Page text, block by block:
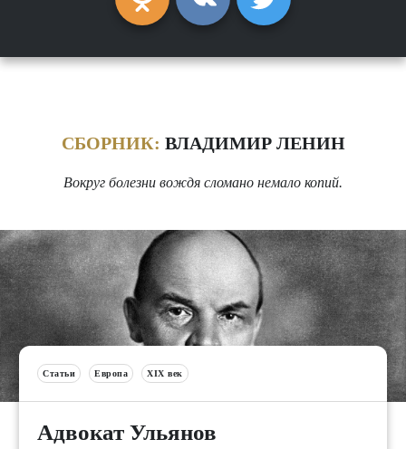
СБОРНИК: ВЛАДИМИР ЛЕНИН
Вокруг болезни вождя сломано немало копий.
Статьи Европа XIX век
Адвокат Ульянов